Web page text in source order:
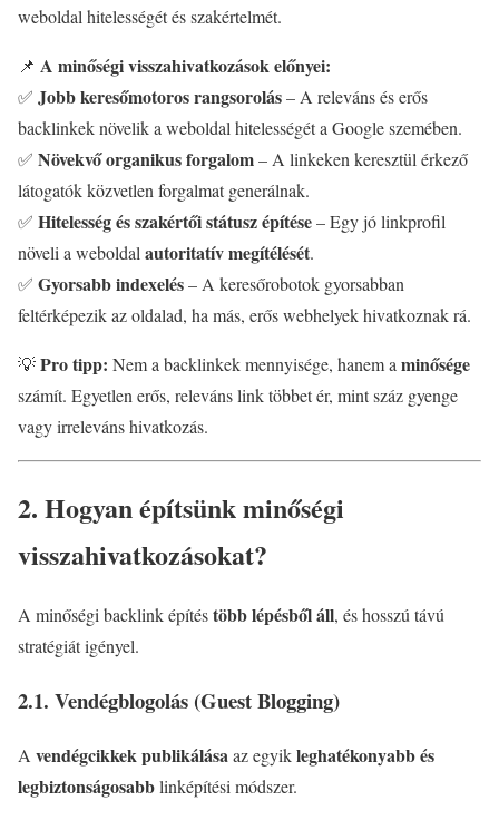
weboldal hitelességét és szakértelmét.
📌 A minőségi visszahivatkozások előnyei:
✅ Jobb keresőmotoros rangsorolás– A releváns és erős
backlinkek növelik a weboldal hitelességét a Google szemében.
✅ Növekvő organikus forgalom– A linkeken keresztül érkező
látogatók közvetlen forgalmat generálnak.
✅ Hitelesség és szakértői státusz építése– Egy jó linkprofil
növeli a weboldal autoritatív megítélését.
✅ Gyorsabb indexelés– A keresőrobotok gyorsabban
feltérképezik az oldalad, ha más, erős webhelyek hivatkoznak rá.
💡Pro tipp: Nem a backlinkek mennyisége, hanem a minősége
számít. Egyetlen erős, releváns link többet ér, mint száz gyenge
vagy irreleváns hivatkozás.
2. Hogyan építsünk minőségi
visszahivatkozásokat?
A minőségi backlink építéstöbb lépésből áll, és hosszú távú
stratégiát igényel.
2.1. Vendégblogolás (Guest Blogging)
A vendégcikkek publikálásaaz egyikleghatékonyabb és
legbiztonságosabblinképítési módszer.